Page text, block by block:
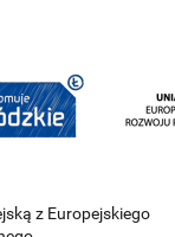
z Europejskiego